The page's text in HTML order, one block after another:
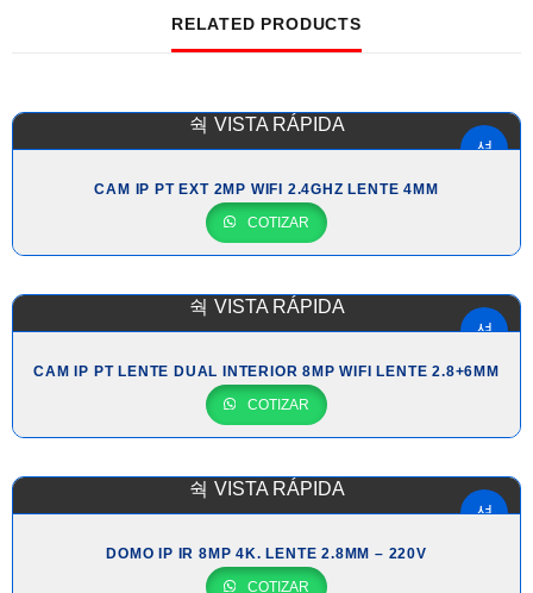
RELATED PRODUCTS
VISTA RÁPIDA
CAM IP PT EXT 2MP WIFI 2.4GHZ LENTE 4MM
COTIZAR
VISTA RÁPIDA
CAM IP PT LENTE DUAL INTERIOR 8MP WIFI LENTE 2.8+6MM
COTIZAR
VISTA RÁPIDA
DOMO IP IR 8MP 4K. LENTE 2.8MM – 220V
COTIZAR